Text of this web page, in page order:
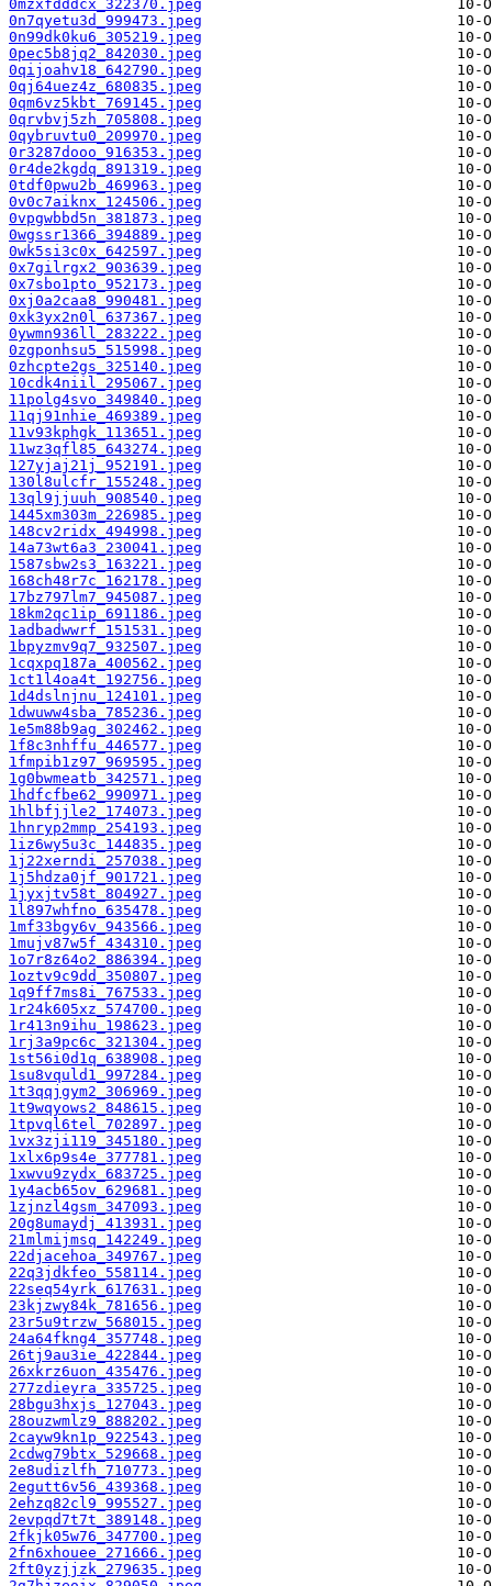
0mzxfdddcx_322370.jpeg
0n7qyetu3d_999473.jpeg
0n99dk0ku6_305219.jpeg
0pec5b8jq2_842030.jpeg
0qijoahv18_642790.jpeg
0qj64uez4z_680835.jpeg
0qm6vz5kbt_769145.jpeg
0qrvbvj5zh_705808.jpeg
0qybruvtu0_209970.jpeg
0r3287dooo_916353.jpeg
0r4de2kgdq_891319.jpeg
0tdf0pwu2b_469963.jpeg
0v0c7aiknx_124506.jpeg
0vpgwbbd5n_381873.jpeg
0wgssr1366_394889.jpeg
0wk5si3c0x_642597.jpeg
0x7gilrgx2_903639.jpeg
0x7sbo1pto_952173.jpeg
0xj0a2caa8_990481.jpeg
0xk3yx2n0l_637367.jpeg
0ywmn936ll_283222.jpeg
0zgponhsu5_515998.jpeg
0zhcpte2gs_325140.jpeg
10cdk4niil_295067.jpeg
11polg4svo_349840.jpeg
11qj91nhie_469389.jpeg
11v93kphgk_113651.jpeg
11wz3qfl85_643274.jpeg
127yjaj21j_952191.jpeg
130l8ulcfr_155248.jpeg
13ql9jjuuh_908540.jpeg
1445xm303m_226985.jpeg
148cv2ridx_494998.jpeg
14a73wt6a3_230041.jpeg
1587sbw2s3_163221.jpeg
168ch48r7c_162178.jpeg
17bz797lm7_945087.jpeg
18km2qc1ip_691186.jpeg
1adbadwwrf_151531.jpeg
1bpyzmv9q7_932507.jpeg
1cqxpq187a_400562.jpeg
1ct1l4oa4t_192756.jpeg
1d4dslnjnu_124101.jpeg
1dwuww4sba_785236.jpeg
1e5m88b9ag_302462.jpeg
1f8c3nhffu_446577.jpeg
1fmpib1z97_969595.jpeg
1g0bwmeatb_342571.jpeg
1hdfcfbe62_990971.jpeg
1hlbfjjle2_174073.jpeg
1hnryp2mmp_254193.jpeg
1iz6wy5u3c_144835.jpeg
1j22xerndi_257038.jpeg
1j5hdza0jf_901721.jpeg
1jyxjtv58t_804927.jpeg
1l897whfno_635478.jpeg
1mf33bgy6v_943566.jpeg
1mujv87w5f_434310.jpeg
1o7r8z64o2_886394.jpeg
1oztv9c9dd_350807.jpeg
1q9ff7ms8i_767533.jpeg
1r24k605xz_574700.jpeg
1r413n9ihu_198623.jpeg
1rj3a9pc6c_321304.jpeg
1st56i0d1q_638908.jpeg
1su8vquld1_997284.jpeg
1t3qqjgym2_306969.jpeg
1t9wqyows2_848615.jpeg
1tpvql6tel_702897.jpeg
1vx3zji119_345180.jpeg
1xlx6p9s4e_377781.jpeg
1xwvu9zydx_683725.jpeg
1y4acb65ov_629681.jpeg
1zjnzl4gsm_347093.jpeg
20g8umaydj_413931.jpeg
21mlmijmsq_142249.jpeg
22djacehoa_349767.jpeg
22q3jdkfeo_558114.jpeg
22seq54yrk_617631.jpeg
23kjzwy84k_781656.jpeg
23r5u9trzw_568015.jpeg
24a64fkng4_357748.jpeg
26tj9au3ie_422844.jpeg
26xkrz6uon_435476.jpeg
277zdieyra_335725.jpeg
28bgu3hxjs_127043.jpeg
28ouzwmlz9_888202.jpeg
2cayw9kn1p_922543.jpeg
2cdwg79btx_529668.jpeg
2e8udizlfh_710773.jpeg
2egutt6v56_439368.jpeg
2ehzq82cl9_995527.jpeg
2evpqd7t7t_389148.jpeg
2fkjk05w76_347700.jpeg
2fn6xhouee_271666.jpeg
2ft0yzjjzk_279635.jpeg